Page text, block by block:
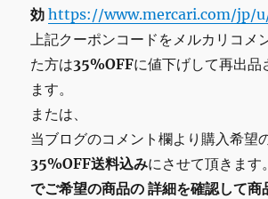
効 https://www.mercari.com/jp/
上記クーポンコードをメルカリコメ
た方は35%OFFに値下げして再出品
ます。
または、
当ブログのコメント欄より購入希望
35%OFF送料込みにさせて頂きま
でご希望の商品の 詳細を確認して商